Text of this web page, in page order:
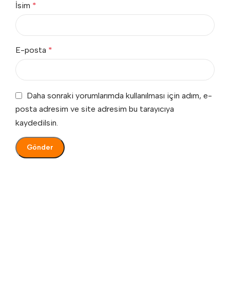
İsim *
E-posta *
Daha sonraki yorumlarımda kullanılması için adım, e-
posta adresim ve site adresim bu tarayıcıya
kaydedilsin.